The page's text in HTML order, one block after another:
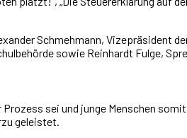
Schmehmann, Vizepräsident
sowie Reinhardt Fulge,
sei und junge Menschen
geleistet.